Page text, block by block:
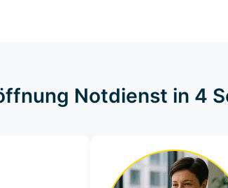
Notdienst in 4